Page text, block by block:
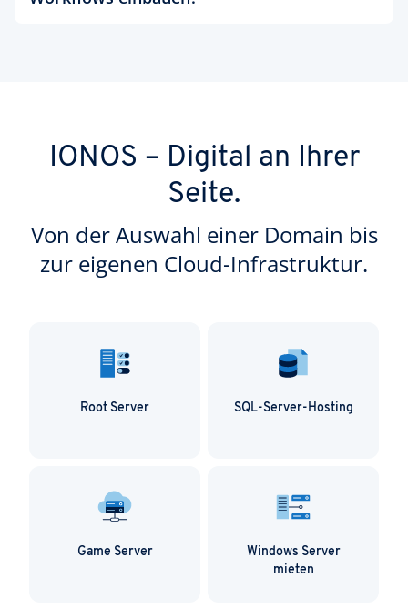
im Team betreiben.
IONOS – Digital an Ihrer
Seite.
Von der Auswahl einer Domain bis
zur eigenen Cloud-Infrastruktur.
Root Server SQL-Server-Hosting
Game Server
Windows Server
mieten